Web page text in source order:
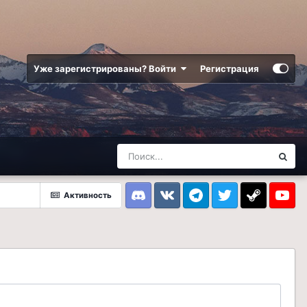
Уже зарегистрированы? Войти Регистрация
Активность
DiscordVK TelegramTwitter Steam